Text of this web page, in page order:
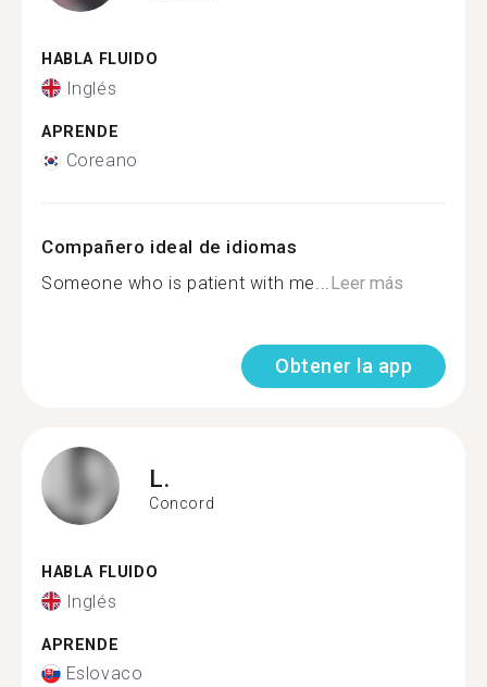
HABLA FLUIDO
Inglés
APRENDE
Coreano
Compañero ideal de idiomas
Someone who is patient with me...Leer más
Obtener la app
L.
Concord
HABLA FLUIDO
Inglés
APRENDE
Eslovaco